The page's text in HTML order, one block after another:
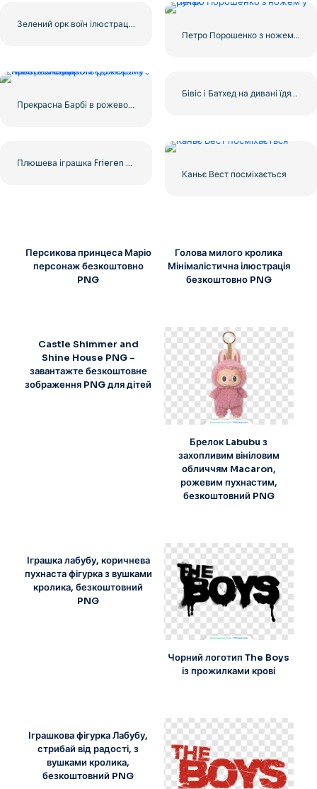
Зелений орк воїн ілюстрація набір
Петро Порошенко з ножем у руках
Прекрасна Барбі в рожевому пальто зі сцинком єдинорога з нової колекції
Бівіс і Батхед на дивані їдять начос – безкоштовно завантажити PNG
Плюшева іграшка Frieren з відкритими очима безкоштовно PNG
Каньє Вест посміхається
Персикова принцеса Маріо
персонаж безкоштовно
PNG
Голова милого кролика
Мінімалістична ілюстрація
безкоштовно PNG
Castle Shimmer and
Shine House PNG –
завантажте безкоштовне
зображення PNG для дітей
Брелок Labubu з
захопливим вініловим
обличчям Macaron,
рожевим пухнастим,
безкоштовний PNG
Іграшка лабубу, коричнева
пухнаста фігурка з вушками
кролика, безкоштовний
PNG
Чорний логотип The Boys
із прожилками крові
Іграшкова фігурка Лабубу,
стрибай від радості, з
вушками кролика,
безкоштовний PNG